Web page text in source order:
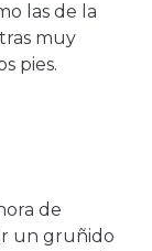
las de la
muy
pies.
de
un gruñido